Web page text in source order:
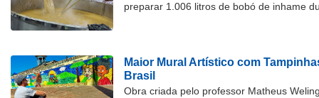
preparar 1.006 litros de bobó de inhame
Maior Mural Artístico com
Brasil
Obra criada pelo professor Matheus